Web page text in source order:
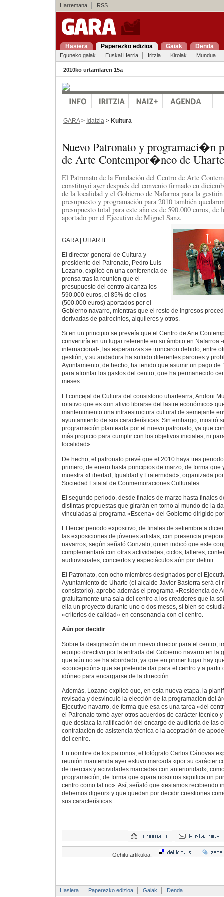
Harremana RSS
Hasiera Paperezko edizioa Gaiak Denda
Eguneko gaiak Euskal Herria Iritzia Kirolak Mundua
2010ko urtarrilaren 15a
GARA> Idatzia > Kultura
Nuevo Patronato y programaci�n
de Arte Contempor�neo de Uharte
El Patronato de la Fundación del Centro de Arte
constituyó ayer después del convenio firmado en
de la localidad y el Gobierno de Nafarroa para la
presupuesto y programación para 2010 también
presupuesto total para este año es de 590.000 euros, de
aportado por el Ejecutivo de Miguel Sanz.
GARA | UHARTE
El director general de Cultura y
presidente del Patronato, Pedro Luis
Lozano, explicó en una conferencia de
prensa tras la reunión que el
presupuesto del centro alcanza los
590.000 euros, el 85% de ellos
(500.000 euros) aportados por el
Gobierno navarro, mientras que el resto de ingresos
derivadas de patrocinios, alquileres y otros.
Si en un principio se preveía que el Centro de Arte
convertiría en un lugar referente en su ámbito en Nafarroa
internacional-, las esperanzas se truncaron debido, entre
gestión, y su andadura ha sufrido diferentes parones y
Ayuntamiento, de hecho, ha tenido que asumir un pago de
para afrontar los gastos del centro, que ha permanecido
meses.
El concejal de Cultura del consistorio uhartearra, Andoni
rotativo que es «un alivio librarse del lastre económico»
mantenimiento una infraestructura cultural de semejante
ayuntamiento de sus características. Sin embargo, mostró
programación planteada por el nuevo patronato, ya que
más propicio para cumplir con los objetivos iniciales, ni
localidad».
De hecho, el patronato prevé que el 2010 haya tres
primero, de enero hasta principios de marzo, de forma que
muestra «Libertad, Igualdad y Fraternidad», organizada
Sociedad Estatal de Conmemoraciones Culturales.
El segundo periodo, desde finales de marzo hasta finales
distintas propuestas que girarán en torno al mundo de la
vinculadas al programa «Escena» del Gobierno dirigido
El tercer periodo expositivo, de finales de setiembre a
las exposiciones de jóvenes artistas, con presencia
navarros, según señaló Gonzalo, quien indicó que este
complementará con otras actividades, ciclos, talleres,
audiovisuales, conciertos y espectáculos aún por definir.
El Patronato, con ocho miembros designados por el
Ayuntamiento de Uharte (el alcalde Javier Basterra será el
consistorio), aprobó además el programa «Residencia de
gratuitamente una sala del centro a los creadores que la
ella un proyecto durante uno o dos meses, si bien se
«criterios de calidad» en consonancia con el centro.
Aún por decidir
Sobre la designación de un nuevo director para el centro,
equipo directivo por la entrada del Gobierno navarro en la
que aún no se ha abordado, ya que en primer lugar hay
«concepción» que se pretende dar para el centro y a partir
idóneo para encargarse de la dirección.
Además, Lozano explicó que, en esta nueva etapa, la
revisada y desvinculó la elección de la programación del
Ejecutivo navarro, de forma que esa es una tarea «del
el Patronato tomó ayer otros acuerdos de carácter técnico
que destaca la ratificación del encargo de auditoría de las
contratación de asistencia técnica o la aceptación de
del centro.
En nombre de los patronos, el fotógrafo Carlos Cánovas
reunión mantenida ayer estuvo marcada «por su carácter
de inercias y actividades marcadas con anterioridad»,
programación, de forma que «para nosotros significa un
centro como tal no». Así, señaló que «estamos recibiendo
debemos digerir» y que quedan por decidir cuestiones
sus características.
Gehitu artikuloa:
Hasiera Paperezko edizioa Gaiak Denda